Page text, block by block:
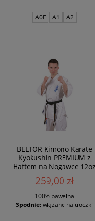
A0F A1 A2
BELTOR Kimono Karate
Kyokushin PREMIUM z
Haftem na Nogawce 12oz
259,00 zł
100% bawełna
Spodnie:wiązane na troczki